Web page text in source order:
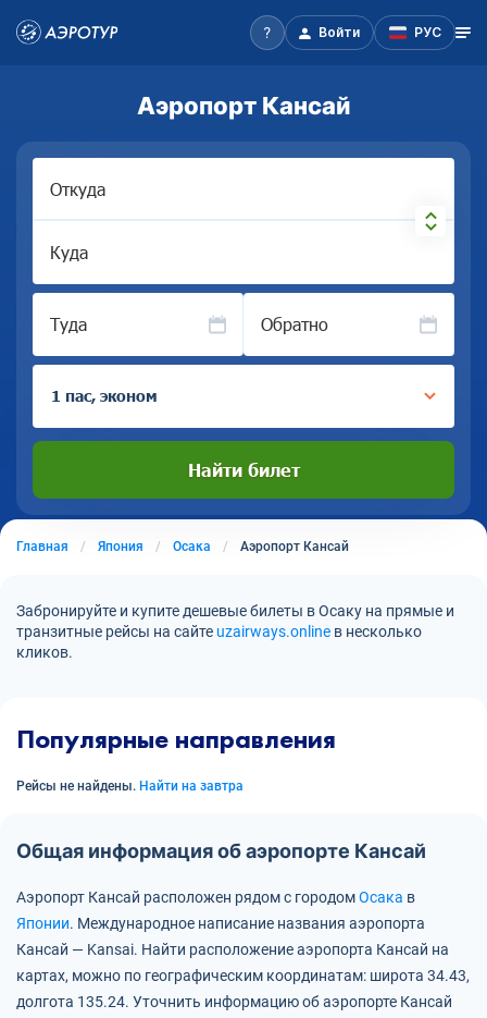
Войти РУС
Аэропорт Кансай
Откуда
Куда
Туда Обратно
1 пас, эконом
Найти билет
Главная Япония Осака Аэропорт Кансай
Забронируйте и купите дешевые билеты в Осаку на прямые и
транзитные рейсы на сайте uzairways.online в несколько
кликов.
Популярные направления
Рейсы не найдены. Найти на завтра
Общая информация об аэропорте Кансай
Аэропорт Кансай расположен рядом с городомОсака в
Японии. Международное написание названия аэропорта
Кансай — Kansai. Найти расположение аэропорта Кансай на
картах, можно по географическим координатам: широта 34.43,
долгота 135.24. Уточнить информацию об аэропорте Кансай